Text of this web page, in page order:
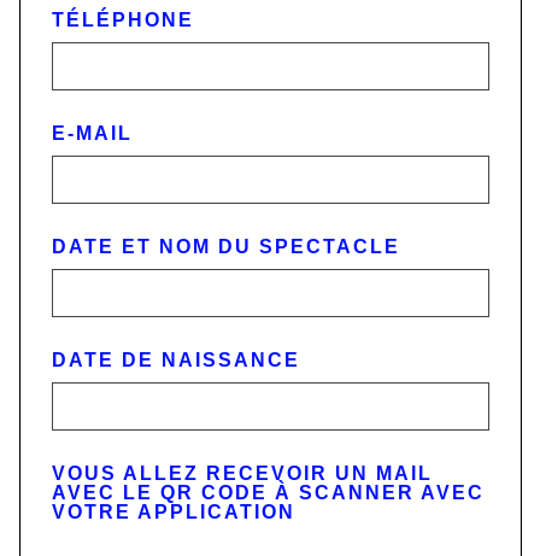
TÉLÉPHONE
E-MAIL
DATE ET NOM DU SPECTACLE
DATE DE NAISSANCE
VOUS ALLEZ RECEVOIR UN MAIL
AVEC LE QR CODE À SCANNER AVEC
VOTRE APPLICATION